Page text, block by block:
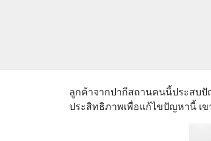
ลูกค้าจากปากีสถานคนนี้ประสบปั
ประสิทธิภาพเพื่อแก้ไขปัญหานี้ เข